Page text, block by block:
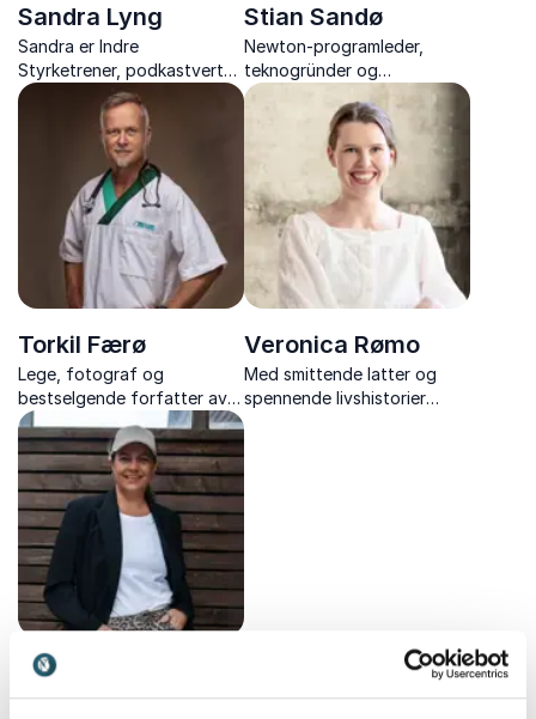
Sandra Lyng
Sandra er Indre
Styrketrener, podkastvert
og en influencer som bruker
plattformene sine til å spre
mer kunnskap innenfor
psykisk helse. Lyng er også
forfatter, låtskriver og
Stian Sandø
Newton-programleder,
teknogründer og
Kjendisfarmen-deltaker som
brenner for å gjøre
naturvitenskap spennende.
Torkil Færø
Lege, fotograf og
bestselgende forfatter av
Kamerakuren og Pulskuren.
Veronica Rømo
Med smittende latter og
spennende livshistorier
Veronica Simoné
Mildestveit